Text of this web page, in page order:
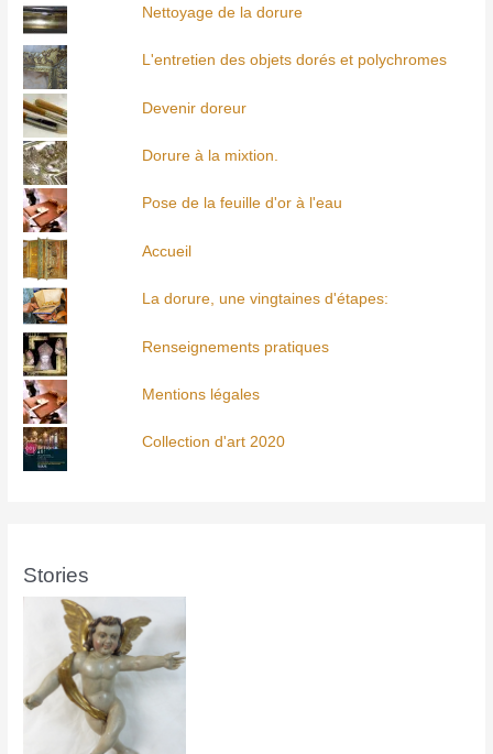
Nettoyage de la dorure
L'entretien des objets dorés et polychromes
Devenir doreur
Dorure à la mixtion.
Pose de la feuille d'or à l'eau
Accueil
La dorure, une vingtaines d'étapes:
Renseignements pratiques
Mentions légales
Collection d'art 2020
Stories